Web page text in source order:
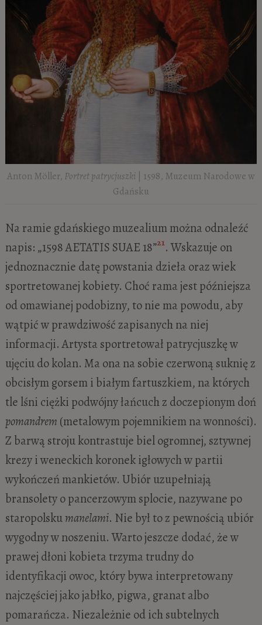
Anton Möller, Portret patrycjuszki | 1598, Muzeum Narodowe w
Gdańsku
Na ramie gdańskiego muzealium można odnaleźć
napis: „1598 AETATIS SUAE 18”21. Wskazuje on
jednoznacznie datę powstania dzieła oraz wiek
sportretowanej kobiety. Choć rama jest późniejsza
od omawianej podobizny, to nie ma powodu, aby
wątpić w prawdziwość zapisanych na niej
informacji. Artysta sportretował patrycjuszkę w
ujęciu do kolan. Ma ona na sobie czerwoną suknię z
obcisłym gorsem i białym fartuszkiem, na których
tle lśni ciężki podwójny łańcuch z doczepionym doń
pomandrem (metalowym pojemnikiem na wonności).
Z barwą stroju kontrastuje biel ogromnej, sztywnej
krezy i weneckich koronek igłowych w partii
wykończeń mankietów. Ubiór uzupełniają
bransolety o pancerzowym splocie, nazywane po
staropolskumanelami. Nie był to z pewnością ubiór
wygodny w noszeniu. Warto jeszcze dodać, że w
prawej dłoni kobieta trzyma trudny do
identyfikacji owoc, który bywa interpretowany
najczęściej jako jabłko, pigwa, granat albo
pomarańcza. Niezależnie od ich subtelnych